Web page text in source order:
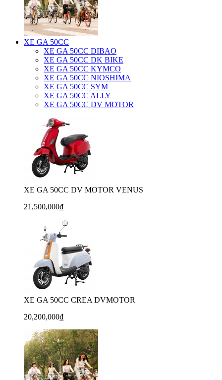
XE GA 50CC
XE GA 50CC DIBAO
XE GA 50CC DK BIKE
XE GA 50CC KYMCO
XE GA 50CC NIOSHIMA
XE GA 50CC SYM
XE GA 50CC ALLY
XE GA 50CC DV MOTOR
XE GA 50CC DV MOTOR VENUS
21,500,000₫
XE GA 50CC CREA DVMOTOR
20,200,000₫